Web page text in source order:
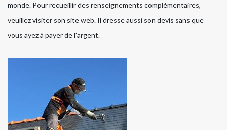
monde. Pour recueillir des renseignements complémentaires,
veuillez visiter son site web. Il dresse aussi son devis sans que
vous ayez à payer de l'argent.